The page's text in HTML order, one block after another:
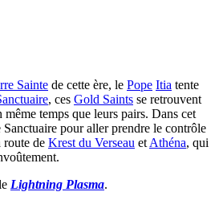
Sainte de cette ère, le Pope Itia tente
, ces Gold Saints se retrouvent
même temps que leurs pairs. Dans cet
pour aller prendre le contrôle
route de Krest du Verseau et Athéna, qui
Lightning Plasma.